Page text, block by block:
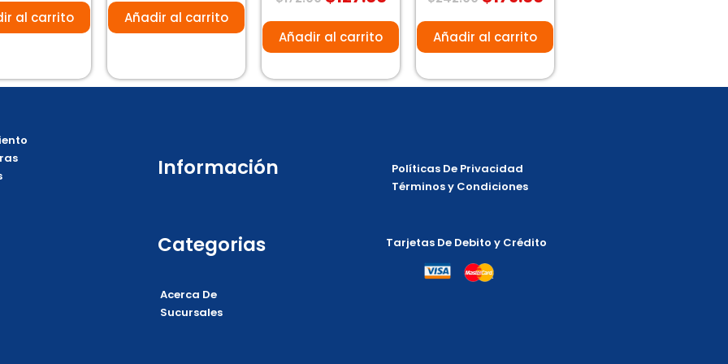
al carrito Añadir al carrito
de
Añadir al carrito
de
Añadir al carrito
Información
Categorias
Acerca De
Sucursales
Políticas De Privacidad
Términos y Condiciones
Tarjetas De Debito y Crédito